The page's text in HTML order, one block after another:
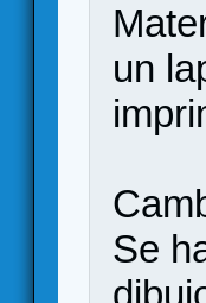
un
Se